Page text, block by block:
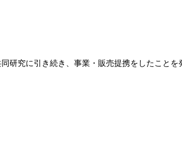
研究に引き続き、事業・販売提携をしたことを